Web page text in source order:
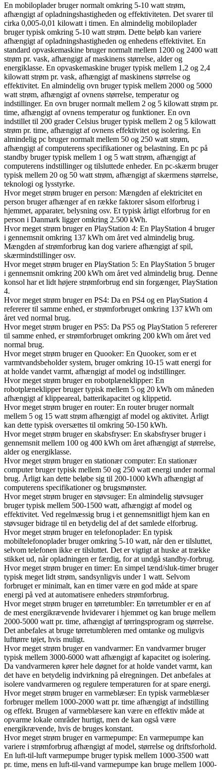
En mobiloplader bruger normalt omkring 5-10 watt strøm,
afhængigt af opladningshastigheden og effektiviteten. Det svarer til
cirka 0,005-0,01 kilowatt i timen. En almindelig mobiloplader
bruger typisk omkring 5-10 watt strøm. Dette beløb kan variere
afhængigt af opladningshastigheden og enhedens effektivitet. En
standard opvaskemaskine bruger normalt mellem 1200 og 2400 watt
strøm pr. vask, afhængigt af maskinens størrelse, alder og
energiklasse. En opvaskemaskine bruger typisk mellem 1,2 og 2,4
kilowatt strøm pr. vask, afhængigt af maskinens størrelse og
effektivitet. En almindelig ovn bruger typisk mellem 2000 og 5000
watt strøm, afhængigt af ovnens størrelse, temperatur og
indstillinger. En ovn bruger normalt mellem 2 og 5 kilowatt strøm pr.
time, afhængigt af ovnens temperatur og funktioner. En ovn
indstillet til 200 grader Celsius bruger typisk mellem 2 og 5 kilowatt
strøm pr. time, afhængigt af ovnens effektivitet og isolering. En
almindelig pc bruger normalt mellem 50 og 250 watt strøm,
afhængigt af computerens specifikationer og belastning. En pc på
standby bruger typisk mellem 1 og 5 watt strøm, afhængigt af
computerens indstillinger og tilsluttede enheder. En pc-skærm bruger
typisk mellem 20 og 50 watt strøm, afhængigt af skærmens størrelse,
teknologi og lysstyrke.
Hvor meget strøm bruger en person: Mængden af elektricitet en
person bruger afhænger af en række faktorer såsom elforbrug i
hjemmet, apparater, belysning osv. Et typisk årligt elforbrug for en
person i Danmark ligger omkring 2.500 kWh.
Hvor meget strøm bruger en PlayStation 4: En PlayStation 4 bruger
i gennemsnit omkring 137 kWh om året ved almindelig brug.
Mængden af strømforbrug kan dog variere afhængigt af spil,
skærmindstillinger osv.
Hvor meget strøm bruger en PlayStation 5: En PlayStation 5 bruger
i gennemsnit omkring 200 kWh om året ved almindelig brug. Denne
konsol har et lidt højere strømforbrug end sin forgænger, PlayStation
4.
Hvor meget strøm bruger en PS4: Da en PS4 og en PlayStation 4
refererer til samme enhed, er strømforbruget omkring 137 kWh om
året ved normal brug.
Hvor meget strøm bruger en PS5: Da PS5 og PlayStation 5 refererer
til samme enhed, er strømforbruget omkring 200 kWh om året ved
normal brug.
Hvor meget strøm bruger en Quooker: En Quooker, som er et
varmtvandsbeholder system, bruger omkring 10-15 watt energi for
at holde vandet varmt, afhængigt af model og indstillinger.
Hvor meget strøm bruger en robotplæneklipper: En
robotplæneklipper bruger typisk mellem 5 og 20 kWh om måneden
afhængigt af klippeareal, batterikapacitet og klippetid.
Hvor meget strøm bruger en router: En router bruger normalt
mellem 5 og 15 watt strøm afhængigt af model og aktivitet. Årligt
kan dette typisk oversættes til omkring 50-150 kWh.
Hvor meget strøm bruger en skabsfryser: En skabsfryser bruger i
gennemsnit mellem 100 og 400 kWh om året afhængigt af størrelse,
alder og energiklasse.
Hvor meget strøm bruger en stationær computer: En stationær
computer bruger typisk mellem 50 og 250 watt energi under normal
brug. Årligt kan dette beløbe sig til 200-1000 kWh afhængigt af
computerens specifikationer og brugsmønster.
Hvor meget strøm bruger en støvsuger: En almindelig støvsuger
bruger typisk mellem 500-1500 watt, afhængigt af model og
effektivitet. Ved regelmæssig brug i et gennemsnitligt hjem kan en
støvsuger bidrage til en betydelig del af det samlede elforbrug.
Hvor meget strøm bruger en telefonoplader: En typisk
mobiltelefonoplader bruger omkring 5-10 watt, når den er tilsluttet,
selvom telefonen ikke er tilsluttet. Det er vigtigt at huske at trække
stikket ud, når opladningen er færdig, for at undgå standby-forbrug.
Hvor meget strøm bruger en timer: En simpel tænd/sluk-timer bruger
typisk meget lidt strøm, sandsynligvis under 1 watt. Selvom
forbruget er minimalt, kan en timer være en god måde at spare
energi på ved at automatisere enheders strømforbrug.
Hvor meget strøm bruger en tørretumbler: En tørretumbler er en af
de mest energikrævende hvidevarer i hjemmet og kan bruge mellem
2000-5000 watt pr. time, afhængigt af tørringsprogram og størrelse.
Det anbefales at bruge tørretumbleren med omtanke og muligvis
lufttørre tøjet, hvis muligt.
Hvor meget strøm bruger en vandvarmer: En vandvarmer bruger
typisk mellem 3000-6000 watt afhængigt af kapacitet og isolering.
Da vandvarmeren kører hele døgnet for at holde vandet varmt, kan
det have en betydelig indvirkning på elregningen. Det anbefales at
isolere vandvarmeren og regulere temperaturen for at spare energi.
Hvor meget strøm bruger en varmeblæser: En typisk varmeblæser
forbruger mellem 1000-2000 watt pr. time afhængigt af indstilling
og effekt. Brugen af varmeblæsere kan være en effektiv måde at
opvarme lokale områder hurtigt, men de kan også være
energikrævende, hvis de bruges konstant.
Hvor meget strøm bruger en varmepumpe: En varmepumpe kan
variere i strømforbrug afhængigt af model, størrelse og driftsforhold.
En luft-til-luft varmepumpe bruger typisk mellem 1000-3500 watt
pr. time, mens en luft-til-vand varmepumpe kan bruge mellem 1000-